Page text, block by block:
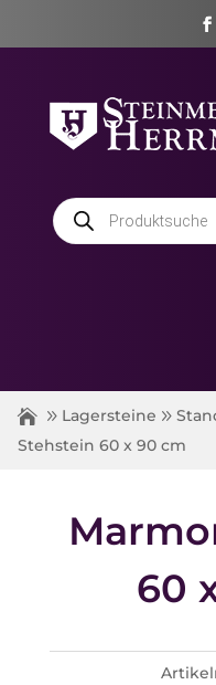
Products
search
Lagersteine
Stehstein 60 x 90 cm
60